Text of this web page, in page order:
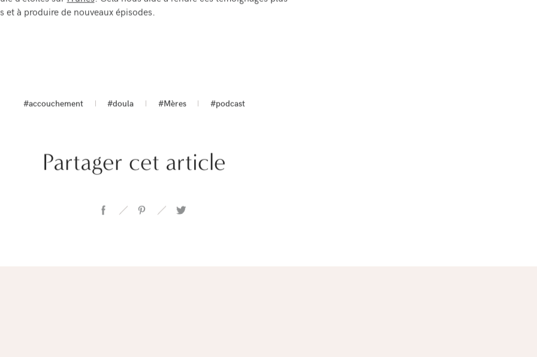
et à produire de nouveaux épisodes.
#accouchement #doula #Mères #podcast
Partager cet article